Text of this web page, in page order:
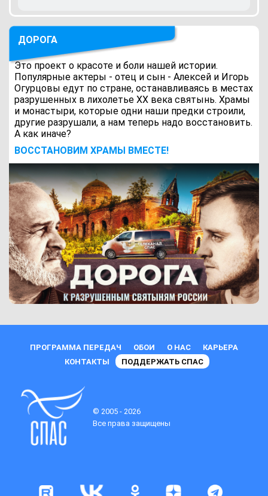
ДОРОГА
Это проект о красоте и боли нашей истории.
Популярные актеры - отец и сын - Алексей и Игорь
Огурцовы едут по стране, останавливаясь в местах
разрушенных в лихолетье ХХ века святынь. Храмы
и монастыри, которые одни наши предки строили,
другие разрушали, а нам теперь надо восстановить.
А как иначе?
ВОCСТАНОВИМ ХРАМЫ ВМЕСТЕ!
ПРОГРАММА ПЕРЕДАЧ ОБОИ О НАС
КАРЬЕРА
КОНТАКТЫ
ПОДДЕРЖАТЬ СПАС
© 2005 - 2026
Все права защищены